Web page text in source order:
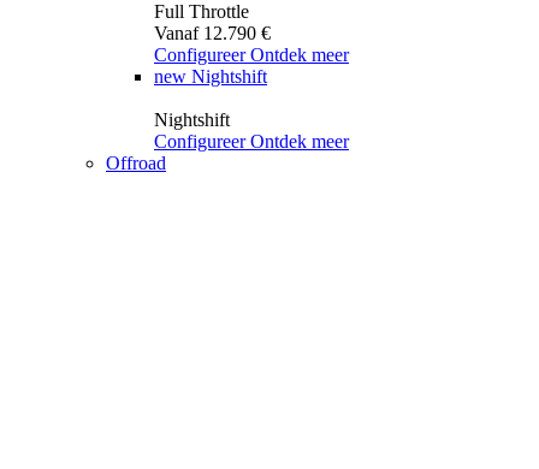
Full Throttle
Vanaf 12.790 €
Configureer Ontdek meer
new Nightshift
Nightshift
Configureer Ontdek meer
Offroad